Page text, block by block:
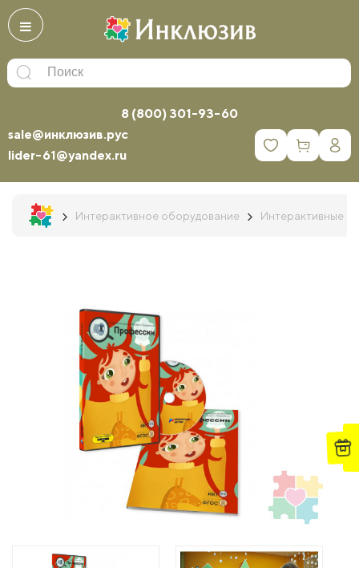
8 (800) 301-93-60
sale@инклюзив.рус
lider-61@yandex.ru
0
Интерактивное оборудование Интерактивные